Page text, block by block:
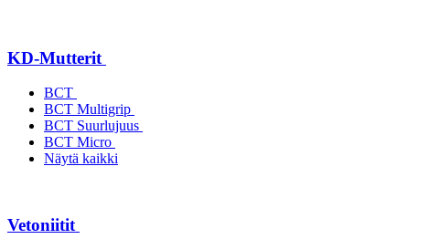
KD-Mutterit
BCT
BCT Multigrip
BCT Suurlujuus
BCT Micro
Näytä kaikki
Vetoniitit